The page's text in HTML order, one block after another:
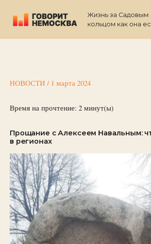
содержимому
Жизнь за Садовым
кольцом как она
НОВОСТИ / 1 марта 2024
Время на прочтение: 2 минут(ы)
Прощание с Алексеем Навальным:
в регионах